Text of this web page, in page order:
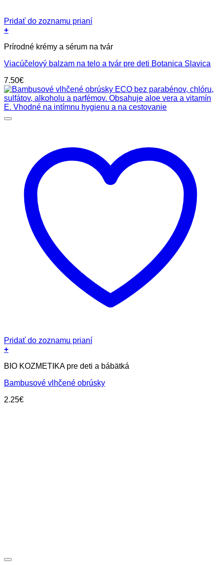
Pridať do zoznamu prianí
+
Prírodné krémy a sérum na tvár
Viacúčelový balzam na telo a tvár pre deti Botanica Slavica
7.50€
Pridať do zoznamu prianí
+
BIO KOZMETIKA pre deti a bábätká
Bambusové vlhčené obrúsky
2.25€